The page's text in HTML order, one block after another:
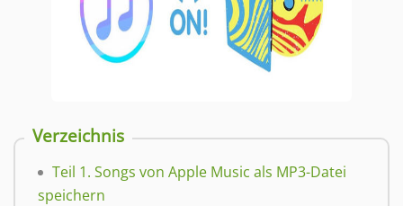
Verzeichnis
Teil 1. Songs von Apple Music als MP3-Datei
speichern